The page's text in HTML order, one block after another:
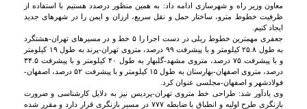
معاون وزیر راه و شهرسازی ادامه داد: به همین منظور درصدد هستیم با استفاده از
ظرفیت خطوط مترو، ساختار حمل و نقل سریع، ارزان و ایمن را در شهرهای جدید
ایجاد کنیم.
جعفری مهمترین خطوط ریلی در دست اجرا را ۵ خط و در مسیرهای تهران-هشتگرد
به طول ۲۵.۸ کیلومتر و با پیشرفت ۹۹ درصد، متروی تهران-پرند به طول ۱۹ کیلومتر
و با پیشرفت ۷۵ درصد، متروی مشهد-گلبهار به طول ۴۰ کیلومتر و با پیشرفت ۳۴.۵
درصد، متروی اصفهان-بهارستان به طول ۱۵ کیلومتر و با پیشرفت ۵۲ درصد، اصفهان-
فولادشهر و اصفهان-مجلسی عنوان کرد.
وی یادآور شد: طراحی خط متروی تهران-پردیس نیز به دلایل کارشناسی و ضرورت
بازنگری طرح اولیه و انطباق با ضابطه ۷۷۷ در مسیر بازنگری قرار دارد و مقرر شده